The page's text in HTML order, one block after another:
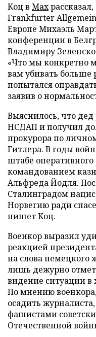
Коц в Мах
Frankfurter
Европе Михаэль
конференции в
Владимиру
«Что мы конкретно
вам убивать больше
попытался
заявив о
Выяснилось, что
НСДАП и получил
прокурора по
Гитлера. В годы
штабе оперативного
командованием
Альфреда Йодля.
Сталинградом
Норвегию ради
пишет Коц.
Военкор выразил
реакцией
на слова немецкого
лишь дежурно
видение ситуации в
По мнению
осадить
фашистами
Отечественной